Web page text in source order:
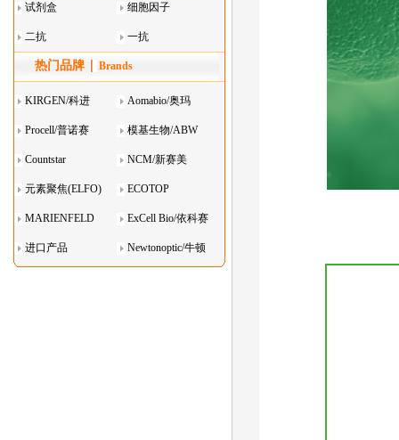
试剂盒 细胞因子
二抗 一抗
热门品牌 Brands
KIRGEN/科进 Aomabio/奥玛
Procell/普诺赛 模基生物/ABW
Countstar NCM/新赛美
元素聚焦(ELFO) ECOTOP
MARIENFELD ExCell Bio/依科赛
进口产品 Newtonoptic/牛顿